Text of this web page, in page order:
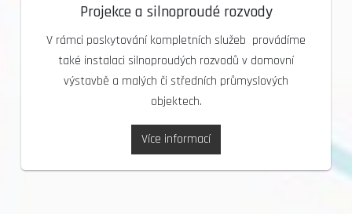
Projekce a silnoproudé rozvody
V rámci poskytování kompletních služeb provádíme
také instalaci silnoproudých rozvodů v domovní
výstavbě a malých či středních průmyslových
objektech.
Více informací